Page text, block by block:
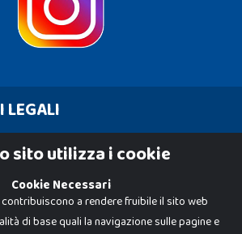
LEGALI
sito utilizza i cookie
Cookie Necessari
a rendere fruibile il sito web
di base quali la navigazione sulle pagine e